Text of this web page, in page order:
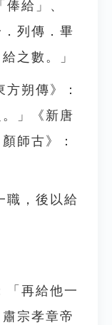
給」、
列傳．畢
之數。」
朔傳》：
」《新唐
師古》：
職，後以給
「再給他一
宗孝章帝